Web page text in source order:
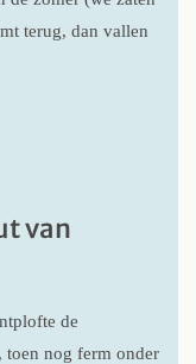
terug, dan vallen
van
de
toen nog ferm onder